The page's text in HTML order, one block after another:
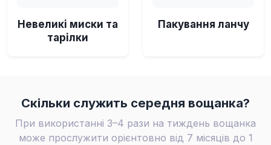
Невеликі миски та
тарілки
Пакування ланчу
Скільки служить середня вощанка?
При використанні 3–4 рази на тиждень вощанка
може прослужити орієнтовно від 7 місяців до 1